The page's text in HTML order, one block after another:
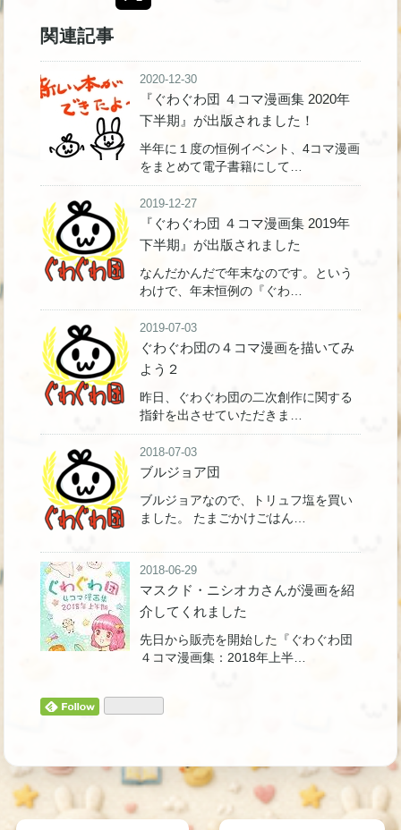
関連記事
2020-12-30
『ぐわぐわ団 ４コマ漫画集 2020年
下半期』が出版されました！
半年に１度の恒例イベント、4コマ漫画
をまとめて電子書籍にして…
2019-12-27
『ぐわぐわ団 ４コマ漫画集 2019年
下半期』が出版されました
なんだかんだで年末なのです。という
わけで、年末恒例の『ぐわ…
2019-07-03
ぐわぐわ団の４コマ漫画を描いてみ
よう２
昨日、ぐわぐわ団の二次創作に関する
指針を出させていただきま…
2018-07-03
ブルジョア団
ブルジョアなので、トリュフ塩を買い
ました。 たまごかけごはん…
2018-06-29
マスクド・ニシオカさんが漫画を紹
介してくれました
先日から販売を開始した『ぐわぐわ団
４コマ漫画集：2018年上半…